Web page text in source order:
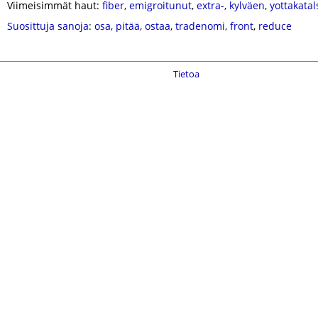
Viimeisimmät haut: fiber, emigroitunut, extra-, kylväen,
Suosittuja sanoja: osa, pitää, ostaa, tradenomi, front, reduce
Tietoa